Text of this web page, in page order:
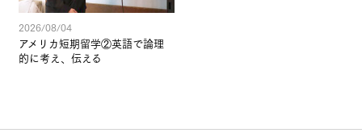
2026/08/04
アメリカ短期留学②英語で論理
的に考え、伝える